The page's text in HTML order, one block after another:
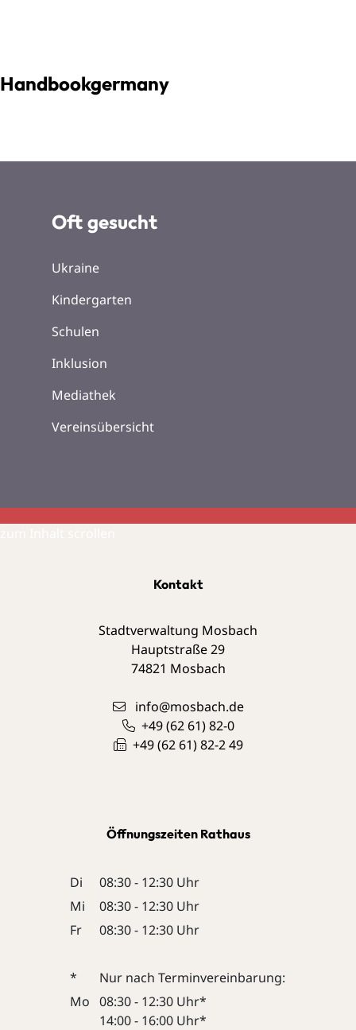
Handbookgermany
Oft gesucht
Ukraine
Kindergarten
Schulen
Inklusion
Mediathek
Vereinsübersicht
Kontakt
Stadtverwaltung Mosbach
Hauptstraße 29
74821 Mosbach
info@mosbach.de
+49 (62 61) 82-0
+49 (62 61) 82-2 49
Öffnungszeiten Rathaus
Di
08:30 - 12:30 Uhr
Mi
08:30 - 12:30 Uhr
Fr
08:30 - 12:30 Uhr
*
Nur nach Terminvereinbarung:
Mo 08:30 - 12:30 Uhr*
14:00 - 16:00 Uhr*